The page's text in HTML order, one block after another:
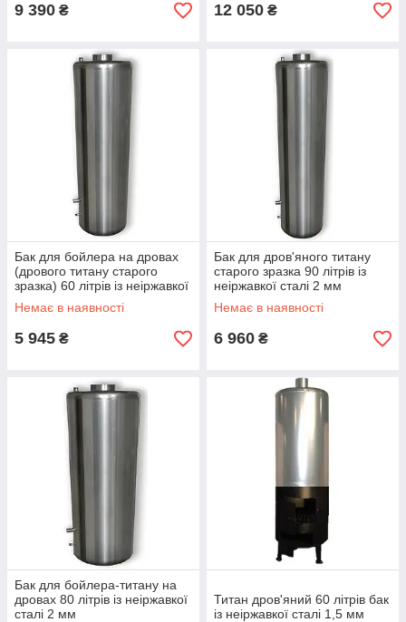
9 390 ₴ 12 050 ₴
Бак для бойлера на дровах
(дрового титану старого
зразка) 60 літрів із неіржавкої
сталі 2 мм
Немає в наявності
5 945 ₴
Бак для дров'яного титану
старого зразка 90 літрів із
неіржавкої сталі 2 мм
Немає в наявності
6 960 ₴
Бак для бойлера-титану на
дровах 80 літрів із неіржавкої
сталі 2 мм
Титан дров'яний 60 літрів бак
із неіржавкої сталі 1,5 мм